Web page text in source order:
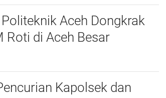
Aceh Dongkrak
Roti di Aceh Besar
Kapolsek dan